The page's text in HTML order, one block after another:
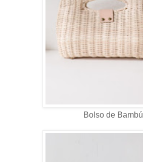
Bolso de Bambú